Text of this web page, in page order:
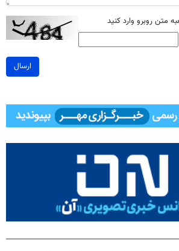
متن روبرو وارد کنید
ارسال